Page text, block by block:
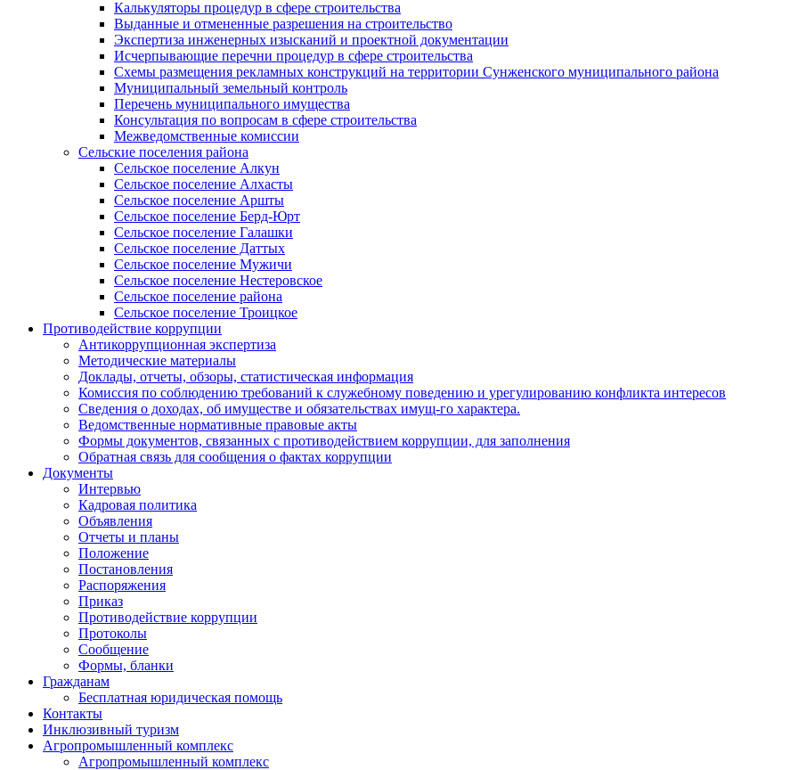
Калькуляторы процедур в сфере строительства
Выданные и отмененные разрешения на строительство
Экспертиза инженерных изысканий и проектной документации
Исчерпывающие перечни процедур в сфере строительства
Схемы размещения рекламных конструкций на территории Сунженского муниципального района
Муниципальный земельный контроль
Перечень муниципального имущества
Консультация по вопросам в сфере строительства
Межведомственные комиссии
Сельские поселения района
Сельское поселение Алкун
Сельское поселение Алхасты
Сельское поселение Аршты
Сельское поселение Берд-Юрт
Сельское поселение Галашки
Сельское поселение Даттых
Сельское поселение Мужичи
Сельское поселение Нестеровское
Сельское поселение района
Сельское поселение Троицкое
Противодействие коррупции
Антикоррупционная экспертиза
Методические материалы
Доклады, отчеты, обзоры, статистическая информация
Комиссия по соблюдению требований к служебному поведению и урегулированию конфликта интересов
Сведения о доходах, об имуществе и обязательствах имущ-го характера.
Ведомственные нормативные правовые акты
Формы документов, связанных с противодействием коррупции, для заполнения
Обратная связь для сообщения о фактах коррупции
Документы
Интервью
Кадровая политика
Объявления
Отчеты и планы
Положение
Постановления
Распоряжения
Приказ
Противодействие коррупции
Протоколы
Сообщение
Формы, бланки
Гражданам
Бесплатная юридическая помощь
Контакты
Инклюзивный туризм
Агропромышленный комплекс
Агропромышленный комплекс